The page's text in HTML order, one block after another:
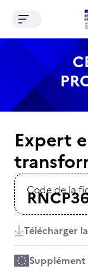
ContenuOuvrir le
Expert
Code de la
Télécharger
Supplément